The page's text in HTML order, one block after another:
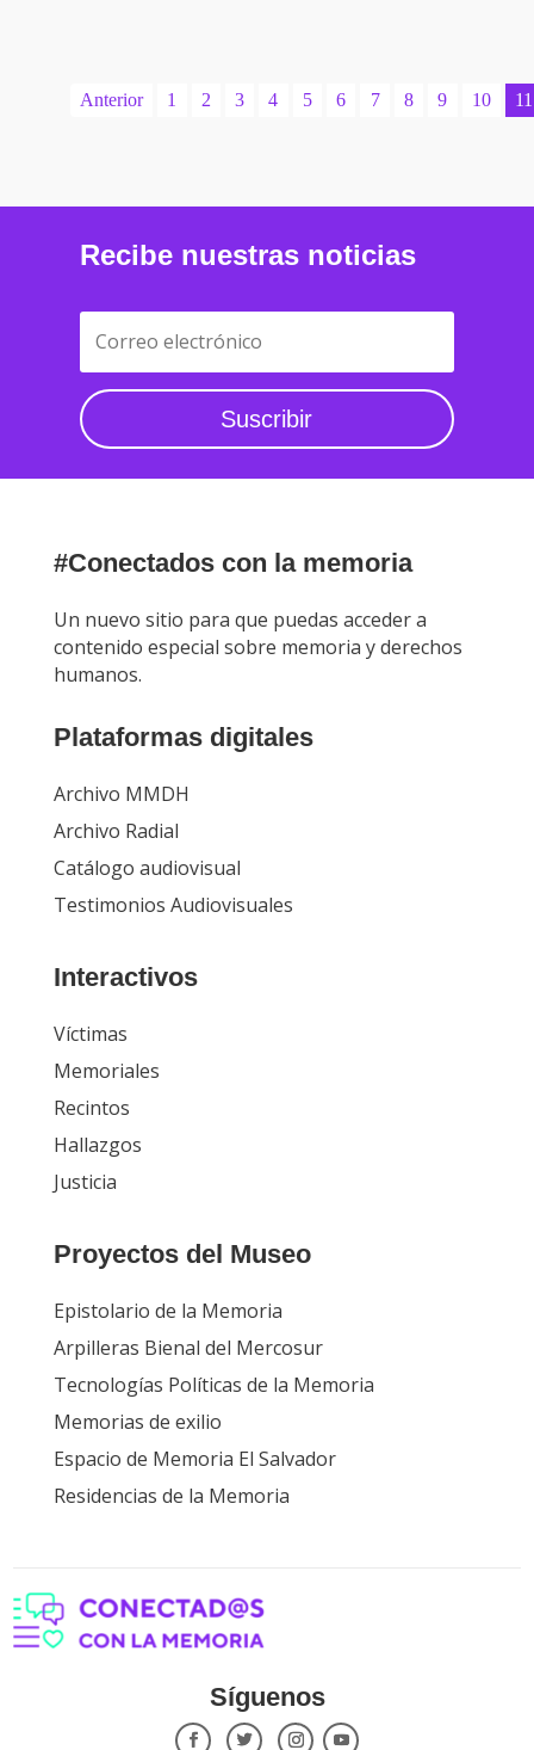
Anterior 1 2 3 4 5 6 7 8 9 10 11
Recibe nuestras noticias
Suscribir
#Conectados con la memoria
Un nuevo sitio para que puedas acceder a
contenido especial sobre memoria y derechos
humanos.
Plataformas digitales
Archivo MMDH
Archivo Radial
Catálogo audiovisual
Testimonios Audiovisuales
Interactivos
Víctimas
Memoriales
Recintos
Hallazgos
Justicia
Proyectos del Museo
Epistolario de la Memoria
Arpilleras Bienal del Mercosur
Tecnologías Políticas de la Memoria
Memorias de exilio
Espacio de Memoria El Salvador
Residencias de la Memoria
Síguenos